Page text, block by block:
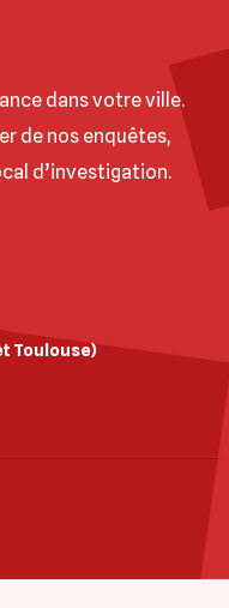
dans votre ville.
de nos enquêtes,
d’investigation.
Toulouse)